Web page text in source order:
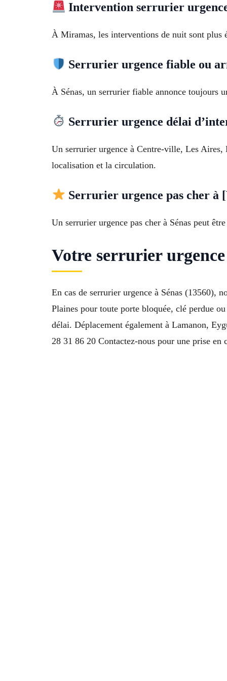
Intervention serrurier
À Miramas, les interventions de nuit sont plus
Serrurier urgence fiable ou
À Sénas, un serrurier fiable annonce toujours
Serrurier urgence délai
Un serrurier urgence à Centre-ville, Les Aires,
localisation et la circulation.
Serrurier urgence pas cher à
Un serrurier urgence pas cher à Sénas peut
Votre serrurier
En cas de serrurier urgence à Sénas (13560),
Plaines pour toute porte bloquée, clé perdue
délai. Déplacement également à Lamanon,
28 31 86 20 Contactez-nous pour une prise en